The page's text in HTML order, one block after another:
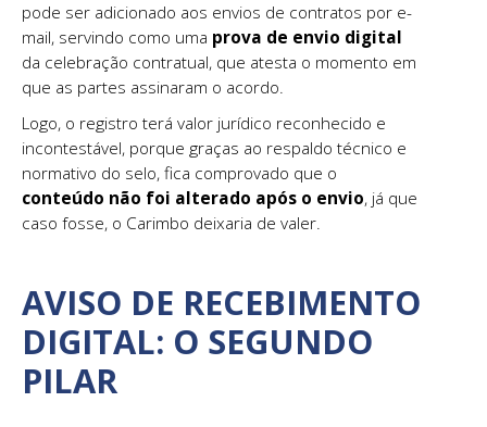
pode ser adicionado aos envios de contratos por e-
mail, servindo como uma prova de envio digital
da celebração contratual, que atesta o momento em
que as partes assinaram o acordo.
Logo, o registro terá valor jurídico reconhecido e
incontestável, porque graças ao respaldo técnico e
normativo do selo, fica comprovado que o
conteúdo não foi alterado após o envio, já que
caso fosse, o Carimbo deixaria de valer.
AVISO DE RECEBIMENTO
DIGITAL: O SEGUNDO
PILAR